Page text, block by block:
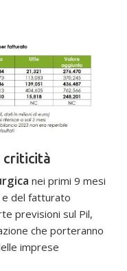
criticità
nei primi 9 mesi
e del fatturato
previsioni sul Pil,
che porteranno
imprese